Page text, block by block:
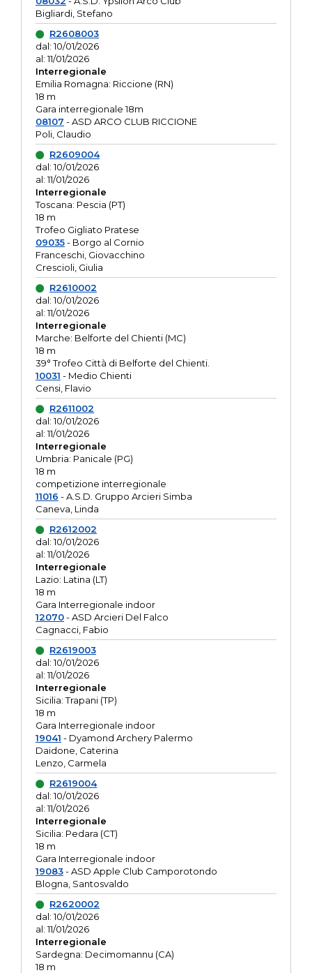
Bigliardi, Stefano
R2608003
dal: 10/01/2026
al: 11/01/2026
Interregionale
Emilia Romagna: Riccione (RN)
18 m
Gara interregionale 18m
08107 - ASD ARCO CLUB RICCIONE
Poli, Claudio
R2609004
dal: 10/01/2026
al: 11/01/2026
Interregionale
Toscana: Pescia (PT)
18 m
Trofeo Gigliato Pratese
09035- Borgo al Cornio
Franceschi, Giovacchino
Crescioli, Giulia
R2610002
dal: 10/01/2026
al: 11/01/2026
Interregionale
Marche: Belforte del Chienti (MC)
18 m
39° Trofeo Città di Belforte del Chienti.
10031 - Medio Chienti
Censi, Flavio
R2611002
dal: 10/01/2026
al: 11/01/2026
Interregionale
Umbria: Panicale (PG)
18 m
competizione interregionale
11016 - A.S.D. Gruppo Arcieri Simba
Caneva, Linda
R2612002
dal: 10/01/2026
al: 11/01/2026
Interregionale
Lazio: Latina (LT)
18 m
Gara Interregionale indoor
12070- ASD Arcieri Del Falco
Cagnacci, Fabio
R2619003
dal: 10/01/2026
al: 11/01/2026
Interregionale
Sicilia: Trapani (TP)
18 m
Gara Interregionale indoor
19041 - Dyamond Archery Palermo
Daidone, Caterina
Lenzo, Carmela
R2619004
dal: 10/01/2026
al: 11/01/2026
Interregionale
Sicilia: Pedara (CT)
18 m
Gara Interregionale indoor
19083- ASD Apple Club Camporotondo
Blogna, Santosvaldo
R2620002
dal: 10/01/2026
al: 11/01/2026
Interregionale
Sardegna: Decimomannu (CA)
18 m